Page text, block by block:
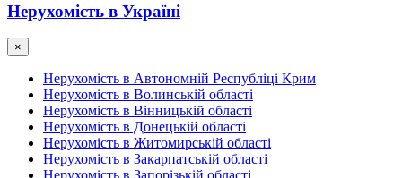
Нерухомість в Україні
×
Нерухомість в Автономній Республіці Крим
Нерухомість в Волинській області
Нерухомість в Вінницькій області
Нерухомість в Донецькій області
Нерухомість в Житомирській області
Нерухомість в Закарпатській області